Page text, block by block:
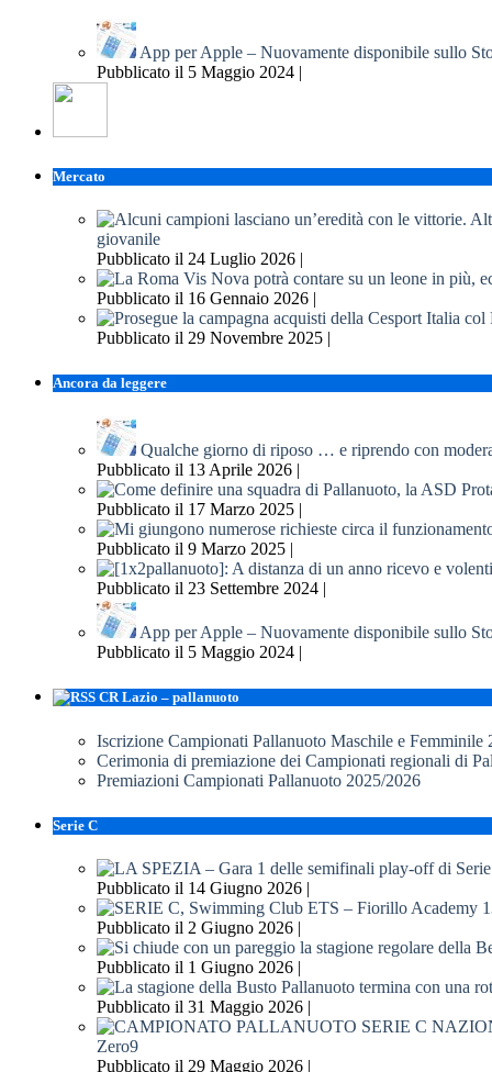
App per Apple – Nuovamente disponibile sullo
Pubblicato il 5 Maggio 2024 |
Mercato
giovanile
Pubblicato il 24 Luglio 2026 |
Pubblicato il 16 Gennaio 2026 |
Pubblicato il 29 Novembre 2025 |
Ancora da leggere
Qualche giorno di riposo … e riprendo con
Pubblicato il 13 Aprile 2026 |
Pubblicato il 17 Marzo 2025 |
Pubblicato il 9 Marzo 2025 |
Pubblicato il 23 Settembre 2024 |
App per Apple – Nuovamente disponibile sullo
Pubblicato il 5 Maggio 2024 |
CR Lazio – pallanuoto
Iscrizione Campionati Pallanuoto Maschile e Femminile
Cerimonia di premiazione dei Campionati regionali di
Premiazioni Campionati Pallanuoto 2025/2026
Serie C
Pubblicato il 14 Giugno 2026 |
Pubblicato il 2 Giugno 2026 |
Pubblicato il 1 Giugno 2026 |
Pubblicato il 31 Maggio 2026 |
Zero9
Pubblicato il 29 Maggio 2026 |